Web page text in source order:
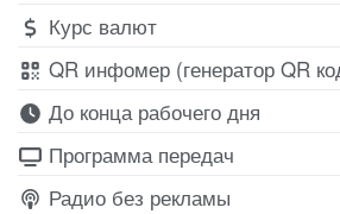
Курс валют
QR инфомер (генератор QR
До конца рабочего дня
Программа передач
Радио без рекламы